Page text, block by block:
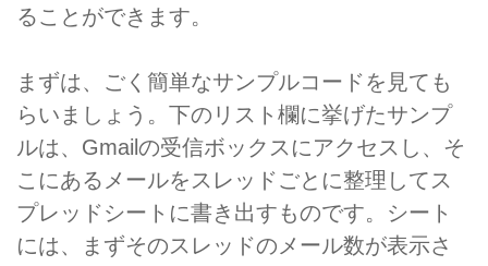
ることができます。
まずは、ごく簡単なサンプルコードを見ても
らいましょう。下のリスト欄に挙げたサンプ
ルは、Gmailの受信ボックスにアクセスし、そ
こにあるメールをスレッドごとに整理してス
プレッドシートに書き出すものです。シート
には、まずそのスレッドのメール数が表示さ